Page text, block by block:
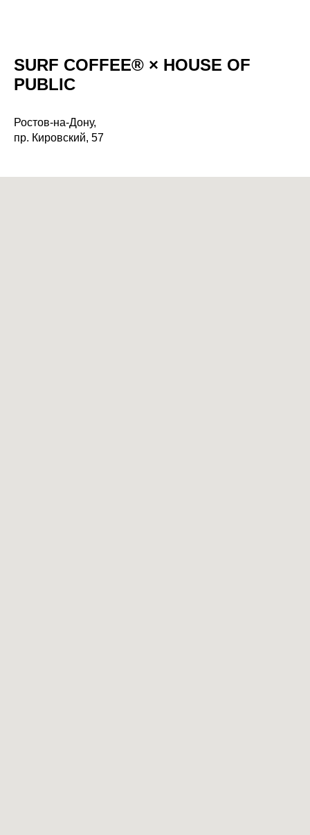
SURF COFFEE® × HOUSE OF
PUBLIC
Ростов-на-Дону,
пр. Кировский, 57